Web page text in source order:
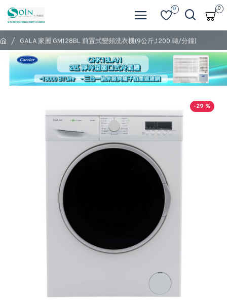
0 0
GALA 家麗 GM128BL 前置式變頻洗衣機(9公斤,1200 轉/分鐘)
-29 %